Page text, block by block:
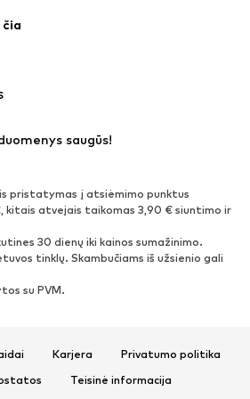
Išskirtiniai
Aulinukai
Auliniai batai
Šlepetės
saugūs!
pristatymas į atsiėmimo punktus
kitais atvejais taikomas 3,90 € siuntimo ir
30 dienų iki kainos sumažinimo.
tinklų. Skambučiams iš užsienio gali
su PVM.
Karjera
Privatumo politika
Teisinė informacija